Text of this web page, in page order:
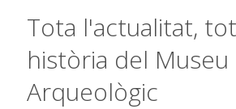
Tota l'actualitat,
història del Museu
Arqueològic